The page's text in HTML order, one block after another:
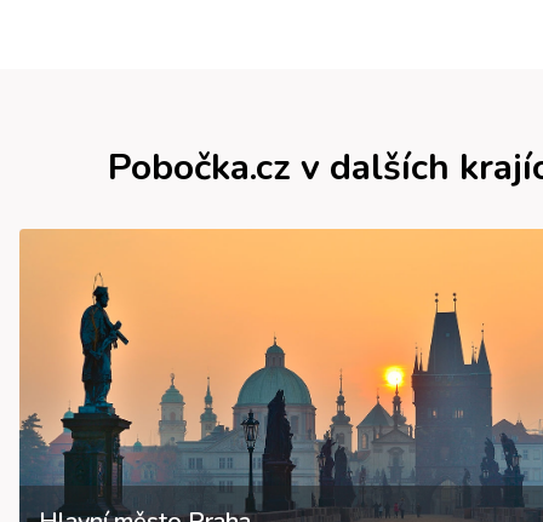
Pobočka.cz v dalších